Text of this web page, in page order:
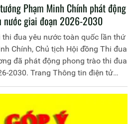
Phạm Minh Chính phát động
nước giai đoạn 2026-2030
đua yêu nước toàn quốc lần thứ
Chính, Chủ tịch Hội đồng Thi đua
đã phát động phong trào thi đua
2030. Trang Thông tin điện tử
trân trọng giới thiệu bài phát biểu
đua của Thủ tướng Chính phủ.